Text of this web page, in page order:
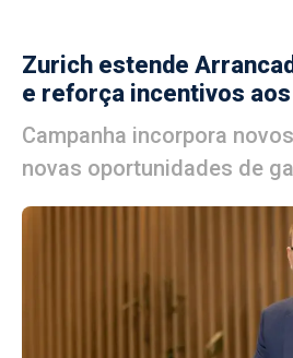
Zurich estende
e reforça incentivos
Campanha incorpora
novas oportunidades de